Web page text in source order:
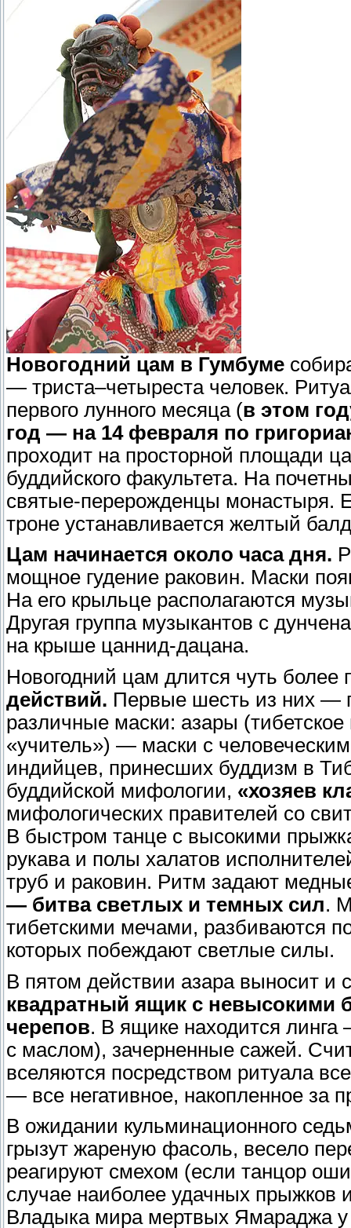
Новогодний цам в Гумбуме
— триста–четыреста человек.
первого лунного месяца (в этом
год — на 14 февраля по
проходит на просторной площади
буддийского факультета. На
святые-перерожденцы монастыря.
троне устанавливается желтый
Цам начинается около часа дня.
мощное гудение раковин. Маски
На его крыльце располагаются
Другая группа музыкантов с
на крыше цаннид-дацана.
Новогодний цам длится чуть более
действий. Первые шесть из них —
различные маски: азары
«учитель») — маски с
индийцев, принесших буддизм в
буддийской мифологии, «хозяев
мифологических правителей со
В быстром танце с высокими
рукава и полы халатов
труб и раковин. Ритм задают
— битва светлых и темных сил.
тибетскими мечами, разбиваются
которых побеждают светлые силы.
В пятом действии азара выносит и
квадратный ящик с невысокими
черепов. В ящике находится
с маслом), зачерненные сажей.
вселяются посредством ритуала
— все негативное, накопленное за
В ожидании кульминационного
грызут жареную фасоль, весело
реагируют смехом (если танцор
случае наиболее удачных
Владыка мира мертвых Ямараджа